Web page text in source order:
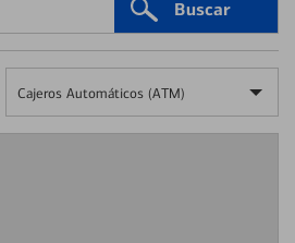
Buscar
Cajeros Automáticos (ATM)